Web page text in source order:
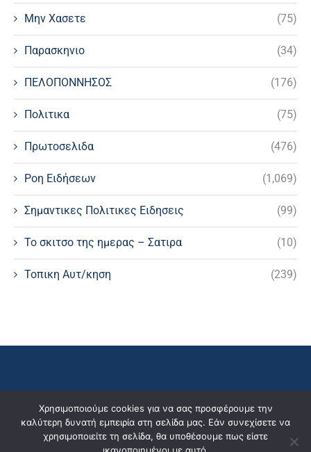
Μην Χασετε (75)
Παρασκηνιο (34)
ΠΕΛΟΠΟΝΝΗΣΟΣ (176)
Πολιτικα (75)
Πρωτοσελιδα (476)
Ροη Ειδήσεων (1,069)
Σημαντικες Πολιτικες Ειδησεις (99)
Το σκιτσο της ημερας – Σατιρα (10)
Τοπικη Αυτ/κηση (239)
Χρησιμοποιούμε cookies για να σας προσφέρουμε την
καλύτερη δυνατή εμπειρία στη σελίδα μας. Εάν συνεχίσετε να
χρησιμοποιείτε τη σελίδα, θα υποθέσουμε πως είστε